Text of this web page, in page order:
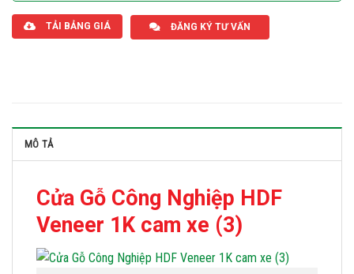
TẢI BẢNG GIÁ ĐĂNG KÝ TƯ VẤN
MÔ TẢ
Cửa Gỗ Công Nghiệp HDF
Veneer 1K cam xe (3)